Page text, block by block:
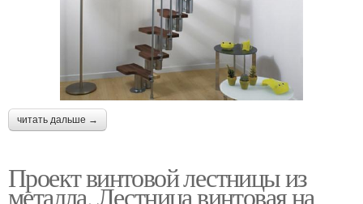
читать дальше →
Проект винтовой лестницы из
металла. Лестница винтовая на